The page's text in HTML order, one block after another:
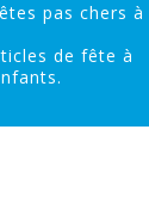
pas chers à
de fête à